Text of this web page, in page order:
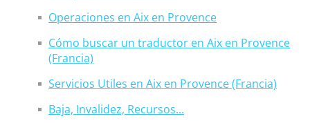
Operaciones en Aix en Provence
Cómo buscar un traductor en Aix en Provence
(Francia)
Servicios Utiles en Aix en Provence (Francia)
Baja, Invalidez, Recursos...